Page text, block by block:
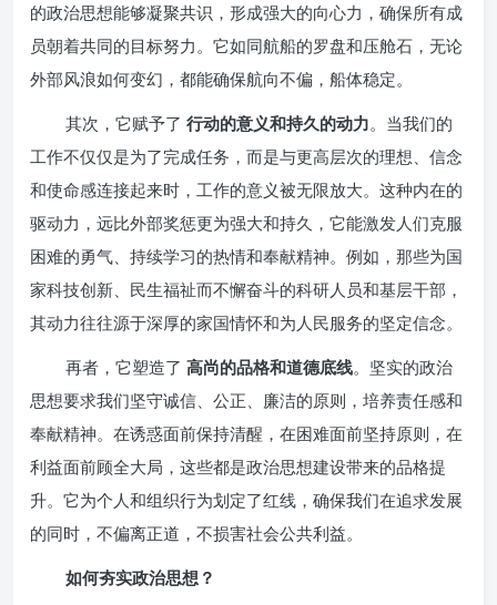
的政治思想能够凝聚共识，形成强大的向心力，确保所有成
员朝着共同的目标努力。它如同航船的罗盘和压舱石，无论
外部风浪如何变幻，都能确保航向不偏，船体稳定。
其次，它赋予了 行动的意义和持久的动力。当我们的
工作不仅仅是为了完成任务，而是与更高层次的理想、信念
和使命感连接起来时，工作的意义被无限放大。这种内在的
驱动力，远比外部奖惩更为强大和持久，它能激发人们克服
困难的勇气、持续学习的热情和奉献精神。例如，那些为国
家科技创新、民生福祉而不懈奋斗的科研人员和基层干部，
其动力往往源于深厚的家国情怀和为人民服务的坚定信念。
再者，它塑造了 高尚的品格和道德底线。坚实的政治
思想要求我们坚守诚信、公正、廉洁的原则，培养责任感和
奉献精神。在诱惑面前保持清醒，在困难面前坚持原则，在
利益面前顾全大局，这些都是政治思想建设带来的品格提
升。它为个人和组织行为划定了红线，确保我们在追求发展
的同时，不偏离正道，不损害社会公共利益。
如何夯实政治思想？